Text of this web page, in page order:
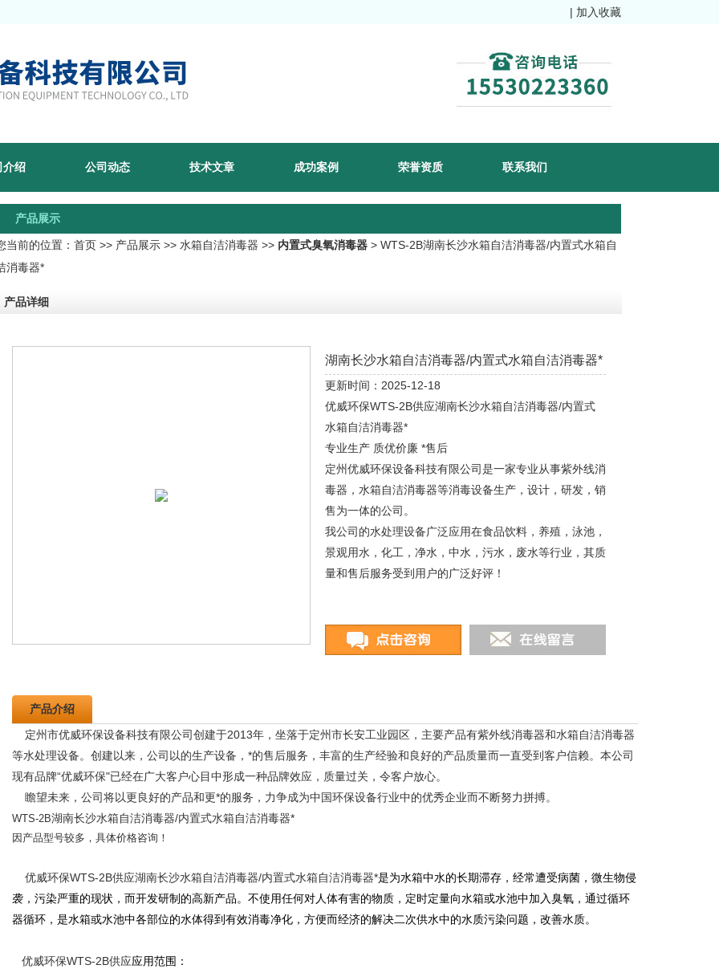
| 加入收藏
介绍 公司动态 技术文章 成功案例 荣誉资质 联系我们
产品展示
当前的位置： 首页 >> 产品展示 >> 水箱自洁消毒器 >> 内置式臭氧消毒器 > WTS-2B湖南长沙水箱自洁消毒器/内置式水箱自
消毒器*
产品详细
湖南长沙水箱自洁消毒器/内置式水箱自洁消毒器*
更新时间：2025-12-18
优威环保WTS-2B供应湖南长沙水箱自洁消毒器/内置式
水箱自洁消毒器*
专业生产 质优价廉 *售后
定州优威环保设备科技有限公司是一家专业从事紫外线消
毒器，水箱自洁消毒器等消毒设备生产，设计，研发，销
售为一体的公司。
我公司的水处理设备广泛应用在食品饮料，养殖，泳池，
景观用水，化工，净水，中水，污水，废水等行业，其质
量和售后服务受到用户的广泛好评！
产品介绍
定州市优威环保设备科技有限公司创建于2013年，坐落于定州市长安工业园区，主要产品有紫外线消毒器和水箱自洁消毒器
等水处理设备。创建以来，公司以的生产设备，*的售后服务，丰富的生产经验和良好的产品质量而一直受到客户信赖。本公司
现有品牌“优威环保"已经在广大客户心目中形成一种品牌效应，质量过关，令客户放心。
瞻望未来，公司将以更良好的产品和更*的服务，力争成为中国环保设备行业中的优秀企业而不断努力拼搏。
WTS-2B湖南长沙水箱自洁消毒器/内置式水箱自洁消毒器*
因产品型号较多，具体价格咨询！
优威环保WTS-2B供应湖南长沙水箱自洁消毒器/内置式水箱自洁消毒器*是为水箱中水的长期滞存，经常遭受病菌，微生物侵
袭，污染严重的现状，而开发研制的高新产品。不使用任何对人体有害的物质，定时定量向水箱或水池中加入臭氧，通过循环
器循环，是水箱或水池中各部位的水体得到有效消毒净化，方便而经济的解决二次供水中的水质污染问题，改善水质。
优威环保WTS-2B供应应用范围：